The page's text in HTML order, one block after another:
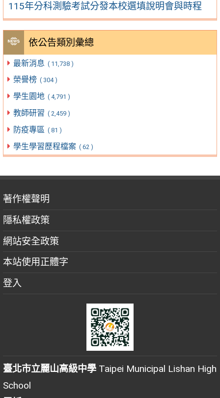
115年分科測驗考試分發本校選填說明會與時程
依公告類別彙總
最新消息 ( 11,738 )
榮譽榜 ( 304 )
學生園地 ( 4,791 )
教師研習 ( 2,459 )
防疫專區 ( 81 )
學生學習歷程檔案 ( 62 )
著作權聲明
隱私權政策
網站安全政策
本站使用正體字
登入
臺北市立麗山高級中學 Taipei Municipal Lishan High
School